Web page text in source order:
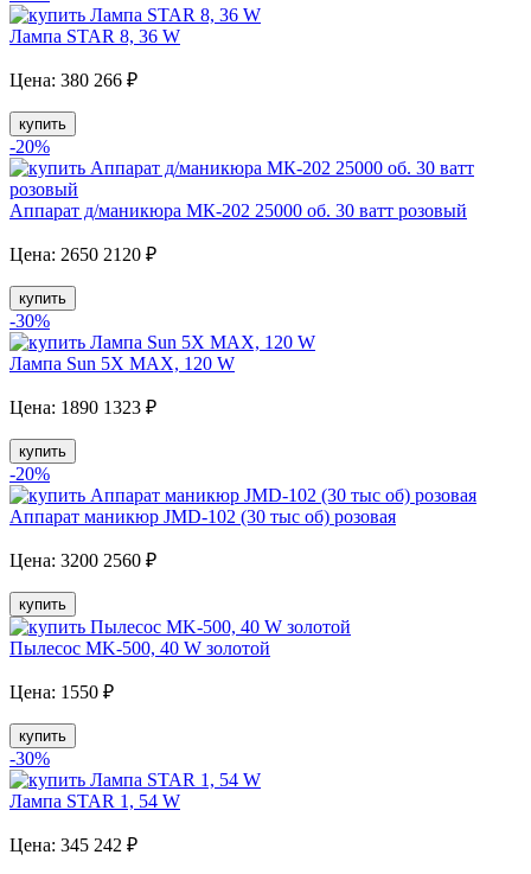
Лампа STAR 8, 36 W
Цена: 380 266 ₽
купить
-20%
Аппарат д/маникюра МК-202 25000 об. 30 ватт розовый
Цена: 2650 2120 ₽
купить
-30%
Лампа Sun 5X MAX, 120 W
Цена: 1890 1323 ₽
купить
-20%
Аппарат маникюр JMD-102 (30 тыс об) розовая
Цена: 3200 2560 ₽
купить
Пылесос MK-500, 40 W золотой
Цена: 1550 ₽
купить
-30%
Лампа STAR 1, 54 W
Цена: 345 242 ₽